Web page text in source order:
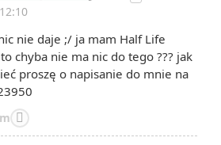
nie daje ;/ ja mam Half Life
chyba nie ma nic do tego ??? jak
proszę o napisanie do mnie na
